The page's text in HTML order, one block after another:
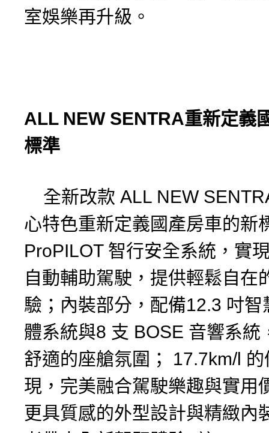
室娛樂再升級。
ALL NEW SENTRA重新定義
標準
全新改款 ALL NEW
心特色重新定義國產房車的新
ProPILOT 智行安全系統，實
自動輔助駕駛，提供輕鬆自在
驗；內裝部分，配備12.3 吋智
體系統與8 支 BOSE 音響系統
舒適的座艙氛圍； 17.7km/l
現，完美融合駕駛樂趣與實用
更具質感的外型設計與精緻內